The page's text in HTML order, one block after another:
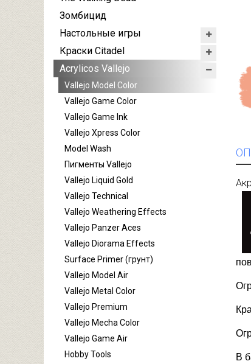
Зомбицид
Настольные игры
Краски Citadel
Acrylicos Vallejo
Vallejo Model Color
Vallejo Game Color
Vallejo Game Ink
Vallejo Xpress Color
Model Wash
Пигменты Vallejo
Vallejo Liquid Gold
Vallejo Technical
Vallejo Weathering Effects
Vallejo Panzer Aces
Vallejo Diorama Effects
Surface Primer (грунт)
Vallejo Model Air
Vallejo Metal Color
Vallejo Premium
Vallejo Mecha Color
Vallejo Game Air
Hobby Tools
В